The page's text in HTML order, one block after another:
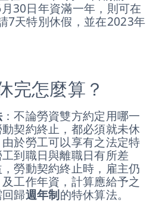
30日年資滿一年，則可在
7天特別休假，並在2023年
完怎麼算？
：不論勞資雙方約定用哪一
契約終止，都必須就未休
於勞工可以享有之法定特
到職日與離職日有所差
勞動契約終止時，雇主仍
工作年資，計算應給予之
歸週年制的特休算法。